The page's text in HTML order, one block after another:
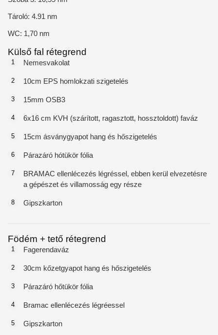
Tároló: 4.91 nm
WC: 1,70 nm
Külső fal rétegrend
1 Nemesvakolat
2 10cm EPS homlokzati szigetelés
3 15mm OSB3
4 6x16 cm KVH (szárított, ragasztott, hossztoldott) faváz
5 15cm ásványgyapot hang és hőszigetelés
6 Párazáró hótükör fólia
7
BRAMAC ellenlécezés légréssel, ebben kerül elvezetésre
a gépészet és villamosság egy része
8 Gipszkarton
Födém + tető rétegrend
1 Fagerendaváz
2 30cm kőzetgyapot hang és hőszigetelés
3 Párazáró hőtükör fólia
4 Bramac ellenlécezés légréessel
5 Gipszkarton